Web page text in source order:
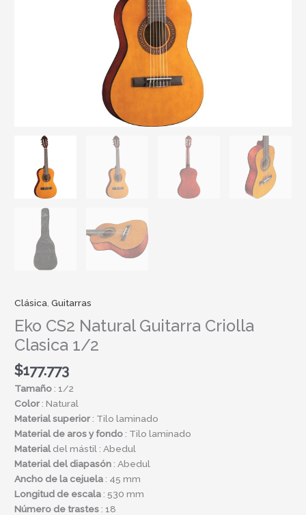
Clásica ,Guitarras
Eko CS2 Natural Guitarra Criolla
Clasica 1/2
$177.773
Tamaño: 1/2
Color: Natural
Material superior: Tilo laminado
Material de aros y fondo: Tilo laminado
Material del mástil : Abedul
Material del diapasón: Abedul
Ancho de la cejuela: 45 mm
Longitud de escala: 530 mm
Número de trastes: 18